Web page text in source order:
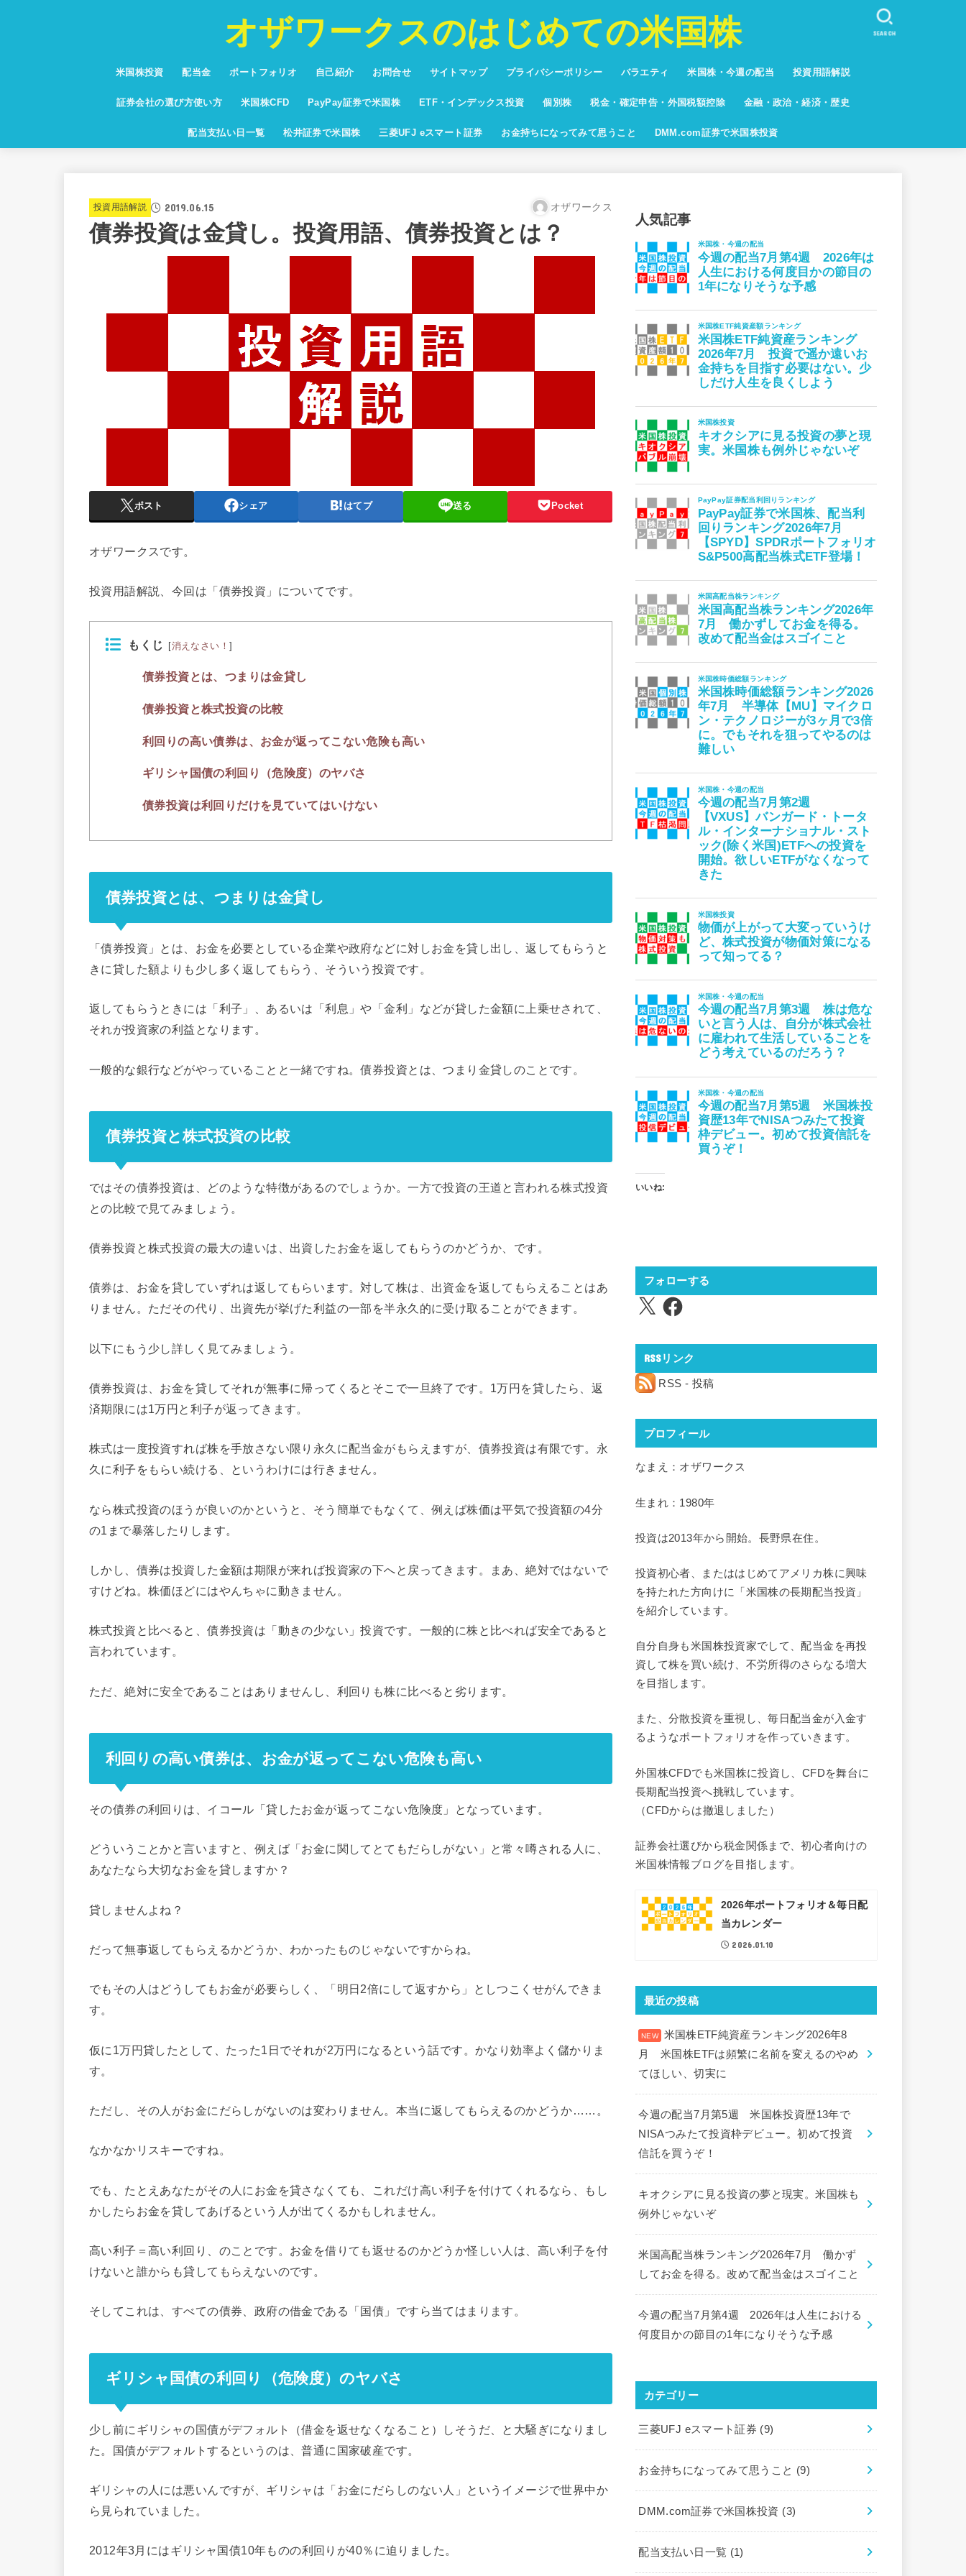
オザワークスのはじめての米国株
米国株投資
投資信託
少額投資
NISA・つみたてNISA
お得な情報・キャンペーン
保有銘柄紹介
通貨・為替・FX
配当金
米国高配当株ランキング
ポートフォリオ 自己紹介 お問合せ サイトマップ プライバシーポリシー バラエティ
投資しない人々
プリキュア
バカ系
将棋
ブログ
米国株・今週の配当 投資用語解説
証券会社の選び方使い方 米国株CFD
米国株CFD配当利回りランキング
PayPay証券で米国株
PayPay証券配当利回りランキン
ETF・インデックス投資
米国株ETF純資産額ランキング
個別株
米国株時価総額ランキング
税金・確定申告・外国税額控除 金融・政治・経済・歴史
配当支払い日一覧 松井証券で米国株 三菱UFJ eスマート証券 お金持ちになってみて思うこと DMM.com証券で米国株投資
SEARCH
投資用語解説 2019.06.15 オザワークス
債券投資は金貸し。投資用語、債券投資とは？
ポスト シェア はてブ 送る Pocket
オザワークスです。
投資用語解説、今回は「債券投資」についてです。
もくじ [消えなさい！]
債券投資とは、つまりは金貸し
債券投資と株式投資の比較
利回りの高い債券は、お金が返ってこない危険も高い
ギリシャ国債の利回り（危険度）のヤバさ
債券投資は利回りだけを見ていてはいけない
債券投資とは、つまりは金貸し
「債券投資」とは、お金を必要としている企業や政府などに対しお金を貸し出し、返してもらうと
きに貸した額よりも少し多く返してもらう、そういう投資です。
返してもらうときには「利子」、あるいは「利息」や「金利」などが貸した金額に上乗せされて、
それが投資家の利益となります。
一般的な銀行などがやっていることと一緒ですね。債券投資とは、つまり金貸しのことです。
債券投資と株式投資の比較
ではその債券投資は、どのような特徴があるのでしょうか。一方で投資の王道と言われる株式投資
との比較で見てみましょう。
債券投資と株式投資の最大の違いは、出資したお金を返してもらうのかどうか、です。
債券は、お金を貸していずれは返してもらいます。対して株は、出資金を返してもらえることはあ
りません。ただその代り、出資先が挙げた利益の一部を半永久的に受け取ることができます。
以下にもう少し詳しく見てみましょう。
債券投資は、お金を貸してそれが無事に帰ってくるとそこで一旦終了です。1万円を貸したら、返
済期限には1万円と利子が返ってきます。
株式は一度投資すれば株を手放さない限り永久に配当金がもらえますが、債券投資は有限です。永
久に利子をもらい続ける、というわけには行きません。
なら株式投資のほうが良いのかというと、そう簡単でもなくて、例えば株価は平気で投資額の4分
の1まで暴落したりします。
しかし、債券は投資した金額は期限が来れば投資家の下へと戻ってきます。まあ、絶対ではないで
すけどね。株価ほどにはやんちゃに動きません。
株式投資と比べると、債券投資は「動きの少ない」投資です。一般的に株と比べれば安全であると
言われています。
ただ、絶対に安全であることはありませんし、利回りも株に比べると劣ります。
利回りの高い債券は、お金が返ってこない危険も高い
その債券の利回りは、イコール「貸したお金が返ってこない危険度」となっています。
どういうことかと言いますと、例えば「お金に関してとてもだらしがない」と常々噂される人に、
あなたなら大切なお金を貸しますか？
貸しませんよね？
だって無事返してもらえるかどうか、わかったものじゃないですからね。
でもその人はどうしてもお金が必要らしく、「明日2倍にして返すから」としつこくせがんできま
す。
仮に1万円貸したとして、たった1日でそれが2万円になるという話です。かなり効率よく儲かりま
す。
ただし、その人がお金にだらしがないのは変わりません。本当に返してもらえるのかどうか……。
なかなかリスキーですね。
でも、たとえあなたがその人にお金を貸さなくても、これだけ高い利子を付けてくれるなら、もし
かしたらお金を貸してあげるという人が出てくるかもしれません。
高い利子＝高い利回り、のことです。お金を借りても返せるのかどうか怪しい人は、高い利子を付
けないと誰からも貸してもらえないのです。
そしてこれは、すべての債券、政府の借金である「国債」ですら当てはまります。
ギリシャ国債の利回り（危険度）のヤバさ
少し前にギリシャの国債がデフォルト（借金を返せなくなること）しそうだ、と大騒ぎになりまし
た。国債がデフォルトするというのは、普通に国家破産です。
ギリシャの人には悪いんですが、ギリシャは「お金にだらしのない人」というイメージで世界中か
ら見られていました。
2012年3月にはギリシャ国債10年ものの利回りが40％に迫りました。
人気記事
いいね:
フォローする
X Facebook
RSSリンク
RSS - 投稿
プロフィール
なまえ：オザワークス
生まれ：1980年
投資は2013年から開始。長野県在住。
投資初心者、またははじめてアメリカ株に興味
を持たれた方向けに「米国株の長期配当投資」
を紹介しています。
自分自身も米国株投資家でして、配当金を再投
資して株を買い続け、不労所得のさらなる増大
を目指します。
また、分散投資を重視し、毎日配当金が入金す
るようなポートフォリオを作っていきます。
外国株CFDでも米国株に投資し、CFDを舞台に
長期配当投資へ挑戦しています。
（CFDからは撤退しました）
証券会社選びから税金関係まで、初心者向けの
米国株情報ブログを目指します。
2026年ポートフォリオ＆毎日配
当カレンダー
2026.01.10
最近の投稿
米国株ETF純資産ランキング2026年8
月 米国株ETFは頻繁に名前を変えるのやめ
てほしい、切実に
今週の配当7月第5週 米国株投資歴13年で
NISAつみたて投資枠デビュー。初めて投資
信託を買うぞ！
キオクシアに見る投資の夢と現実。米国株も
例外じゃないぞ
米国高配当株ランキング2026年7月 働かず
してお金を得る。改めて配当金はスゴイこと
今週の配当7月第4週 2026年は人生における
何度目かの節目の1年になりそうな予感
カテゴリー
三菱UFJ eスマート証券 (9)
お金持ちになってみて思うこと (9)
DMM.com証券で米国株投資 (3)
配当支払い日一覧 (1)